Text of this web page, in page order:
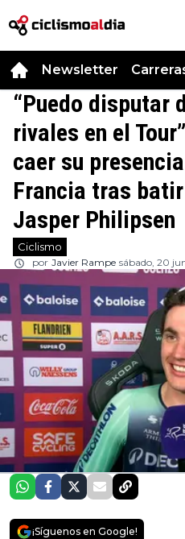
Newsletter
“Puedo disputar
rivales en el
caer su
Francia tras
Jasper Philipsen
Ciclismo
por Javier Rampe sábado, 20
¡Síguenos en Google!